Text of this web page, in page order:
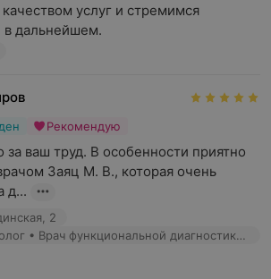
услуг и стремимся
в дальнейшем.
Рекомендую
ваш труд. В особенности приятно
Заяц М. В., которая очень
д...
2
Заяц М. В. - Кардиолог • Врач функциональной диагностики • Врач УЗД